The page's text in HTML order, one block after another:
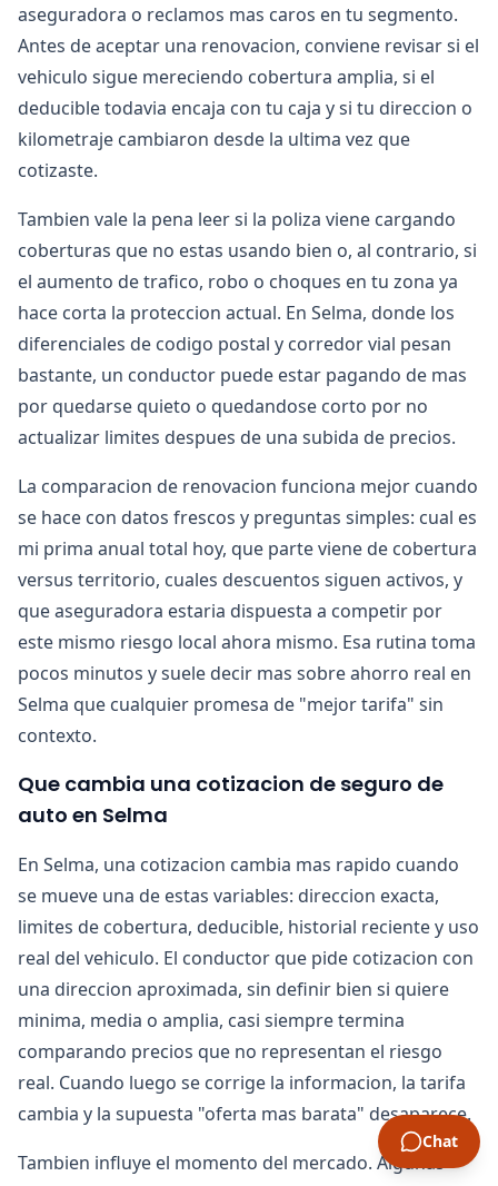
aseguradora o reclamos mas caros en tu segmento.
Antes de aceptar una renovacion, conviene revisar si el
vehiculo sigue mereciendo cobertura amplia, si el
deducible todavia encaja con tu caja y si tu direccion o
kilometraje cambiaron desde la ultima vez que
cotizaste.
Tambien vale la pena leer si la poliza viene cargando
coberturas que no estas usando bien o, al contrario, si
el aumento de trafico, robo o choques en tu zona ya
hace corta la proteccion actual. En Selma, donde los
diferenciales de codigo postal y corredor vial pesan
bastante, un conductor puede estar pagando de mas
por quedarse quieto o quedandose corto por no
actualizar limites despues de una subida de precios.
La comparacion de renovacion funciona mejor cuando
se hace con datos frescos y preguntas simples: cual es
mi prima anual total hoy, que parte viene de cobertura
versus territorio, cuales descuentos siguen activos, y
que aseguradora estaria dispuesta a competir por
este mismo riesgo local ahora mismo. Esa rutina toma
pocos minutos y suele decir mas sobre ahorro real en
Selma que cualquier promesa de "mejor tarifa" sin
contexto.
Que cambia una cotizacion de seguro de
auto en Selma
En Selma, una cotizacion cambia mas rapido cuando
se mueve una de estas variables: direccion exacta,
limites de cobertura, deducible, historial reciente y uso
real del vehiculo. El conductor que pide cotizacion con
una direccion aproximada, sin definir bien si quiere
minima, media o amplia, casi siempre termina
comparando precios que no representan el riesgo
real. Cuando luego se corrige la informacion, la tarifa
cambia y la supuesta "oferta mas barata" desaparece.
Tambien influye el momento del mercado. Algunas
Chat